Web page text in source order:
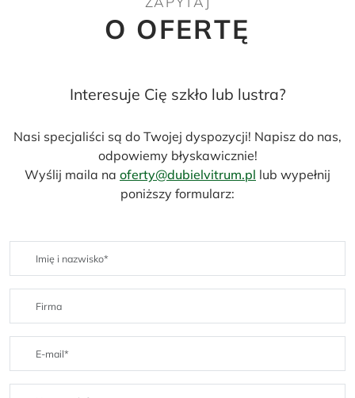
O OFERTĘ
Interesuje Cię szkło lub lustra?
Nasi specjaliści są do Twojej dyspozycji! Napisz do nas,
odpowiemy błyskawicznie!
Wyślij maila na oferty@dubielvitrum.pl lub wypełnij
poniższy formularz: